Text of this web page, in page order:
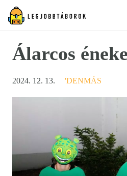
Álarcos
2024. 12. 13. 'DENMÁS